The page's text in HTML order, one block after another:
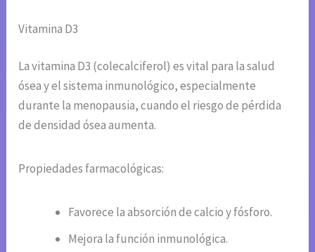
Vitamina D3
La vitamina D3 (colecalciferol) es vital para la salud
ósea y el sistema inmunológico, especialmente
durante la menopausia, cuando el riesgo de pérdida
de densidad ósea aumenta.
Propiedades farmacológicas:
Favorece la absorción de calcio y fósforo.
Mejora la función inmunológica.